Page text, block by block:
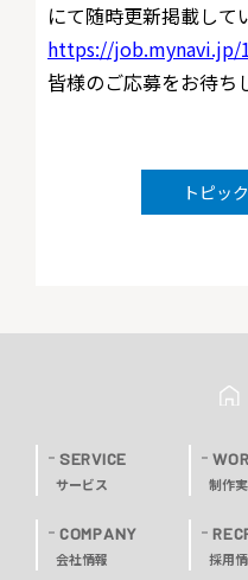
にて随時更新掲載して
https://job.mynavi.jp/
皆様のご応募をお待ち
トピッ
SERVICE
サービス 制作
COMPANY
会社情報 採用